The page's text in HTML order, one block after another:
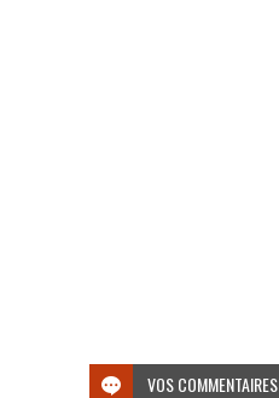
VOS COMMENTAIRES